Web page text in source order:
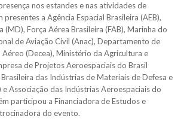
nos estandes e nas atividades de
a Agência Espacial Brasileira (AEB),
(MD), Força Aérea Brasileira (FAB), Marinha do
de Aviação Civil (Anac), Departamento de
(Decea), Ministério da Agricultura e
de Projetos Aeroespaciais do Brasil
das Indústrias de Materiais de Defesa e
e Associação das Indústrias Aeroespaciais do
participou a Financiadora de Estudos e
do evento.